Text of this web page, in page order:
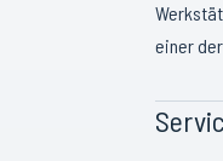
einer